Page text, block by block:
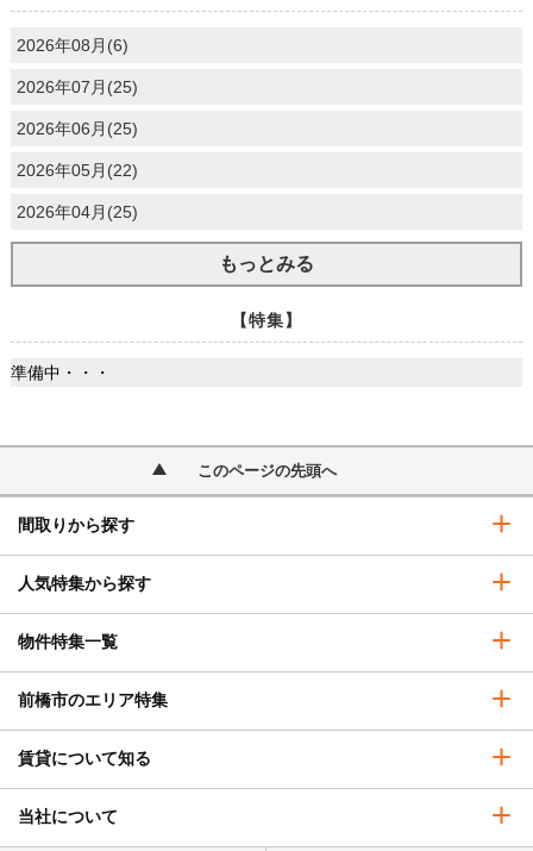
2026年08月(6)
2026年07月(25)
2026年06月(25)
2026年05月(22)
2026年04月(25)
もっとみる
【特集】
準備中・・・
このページの先頭へ
間取りから探す
人気特集から探す
物件特集一覧
前橋市のエリア特集
賃貸について知る
当社について